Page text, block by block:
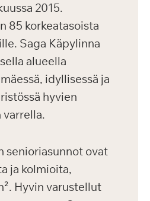
2015.
85 korkeatasoista
Saga Käpylinna
alueella
idyllisessä ja
hyvien
senioriasunnot ovat
ja kolmioita,
Hyvin varustellut